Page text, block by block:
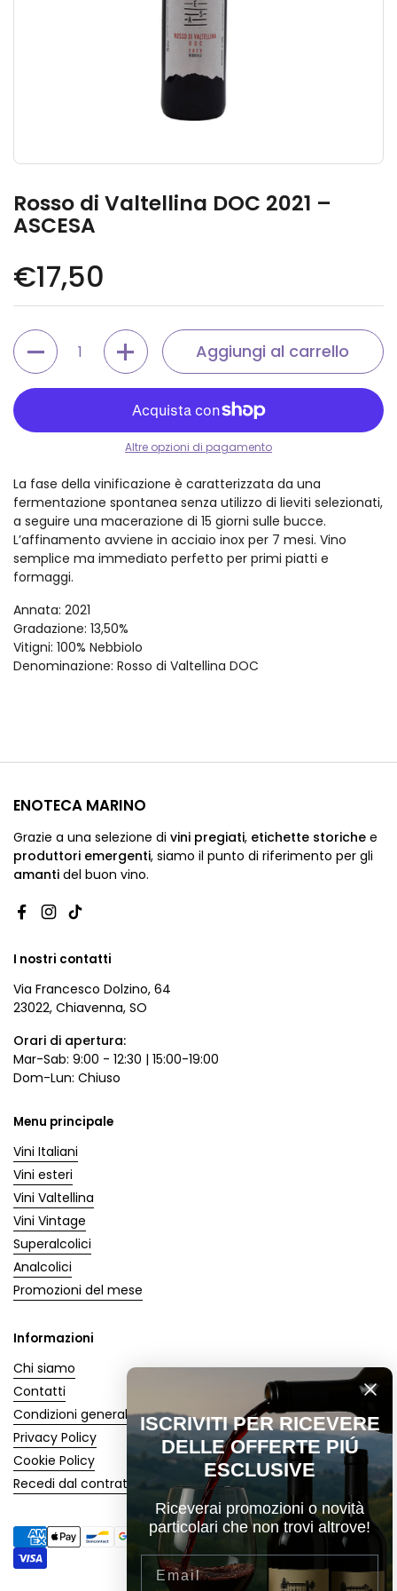
Rosso di Valtellina DOC 2021 –
ASCESA
Prezzo di listino
€17,50
Quantità
Aggiungi al carrello
Altre opzioni di pagamento
La fase della vinificazione è caratterizzata da una
fermentazione spontanea senza utilizzo di lieviti selezionati,
a seguire una macerazione di 15 giorni sulle bucce.
L’affinamento avviene in acciaio inox per 7 mesi. Vino
semplice ma immediato perfetto per primi piatti e
formaggi.
Annata: 2021
Gradazione: 13,50%
Vitigni: 100% Nebbiolo
Denominazione: Rosso di Valtellina DOC
ENOTECA MARINO
Grazie a una selezione di vini pregiati, etichette storiche e
produttori emergenti, siamo il punto di riferimento per gli
amanti del buon vino.
Facebook
Instagram
TikTok
I nostri contatti
Via Francesco Dolzino, 64
23022, Chiavenna, SO
Orari di apertura:
Mar-Sab: 9:00 - 12:30 | 15:00-19:00
Dom-Lun: Chiuso
Menu principale
Vini Italiani
Vini esteri
Vini Valtellina
Vini Vintage
Superalcolici
Analcolici
Promozioni del mese
Informazioni
Chi siamo
Contatti
Condizioni generali
Privacy Policy
Cookie Policy
Recedi dal contratto
ISCRIVITI PER RICEVERE
DELLE OFFERTE PIÚ
ESCLUSIVE
Riceverai promozioni o novità
particolari che non trovi altrove!
Email